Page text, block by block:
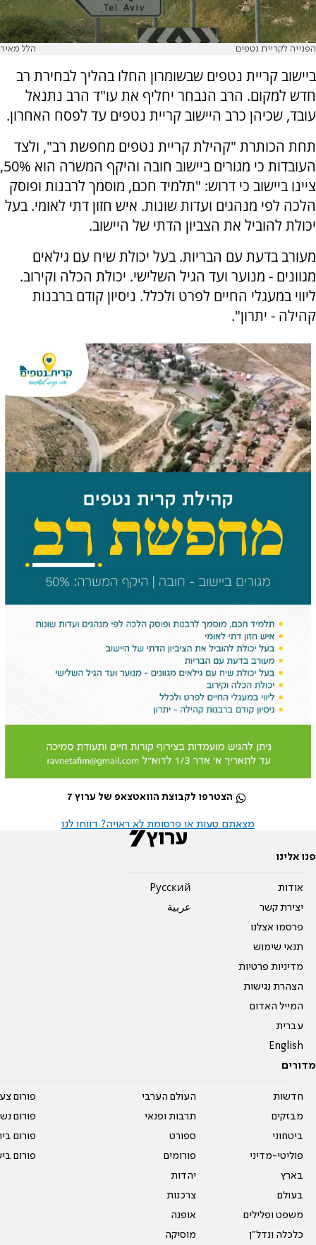
הפנייה לקריית נטפים הלל מאיר
ביישוב קריית נטפים שבשומרון החלו בהליך לבחירת רב
חדש למקום. הרב הנבחר יחליף את עו"ד הרב נתנאל
עובד, שכיהן כרב היישוב קריית נטפים עד לפסח האחרון.
תחת הכותרת "קהילת קריית נטפים מחפשת רב", ולצד
העובדות כי מגורים ביישוב חובה והיקף המשרה הוא 50%,
ציינו ביישוב כי דרוש: "תלמיד חכם, מוסמך לרבנות ופוסק
הלכה לפי מנהגים ועדות שונות. איש חזון דתי לאומי. בעל
יכולת להוביל את הצביון הדתי של היישוב.
מעורב בדעת עם הבריות. בעל יכולת שיח עם גילאים
מגוונים - מנוער ועד הגיל השלישי. יכולת הכלה וקירוב.
ליווי במעגלי החיים לפרט ולכלל. ניסיון קודם ברבנות
קהילה - יתרון".
הצטרפו לקבוצת הוואטצאפ של ערוץ 7
מצאתם טעות או פרסומת לא ראויה? דווחו לנו
פנו אלינו
אודות
יצירת קשר
פרסמו אצלנו
תנאי שימוש
מדיניות פרטיות
הצהרת נגישות
המייל האדום
עברית
English
Pусский
عربية
מדורים
חדשות
מבזקים
ביטחוני
פוליטי-מדיני
בארץ
בעולם
משפט ופלילים
כלכלה ונדל"ן
העולם הערבי
תרבות ופנאי
ספורט
פורומים
יהדות
צרכנות
אופנה
מוסיקה
פורום
פורום
פורום
פורום